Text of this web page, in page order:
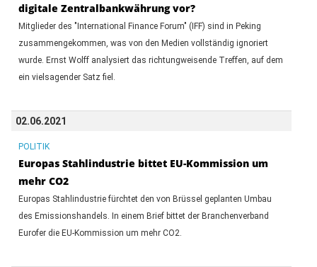
digitale Zentralbankwährung vor?
Mitglieder des "International Finance Forum" (IFF) sind in Peking
zusammengekommen, was von den Medien vollständig ignoriert
wurde. Ernst Wolff analysiert das richtungweisende Treffen, auf dem
ein vielsagender Satz fiel.
02.06.2021
POLITIK
Europas Stahlindustrie bittet EU-Kommission um
mehr CO2
Europas Stahlindustrie fürchtet den von Brüssel geplanten Umbau
des Emissionshandels. In einem Brief bittet der Branchenverband
Eurofer die EU-Kommission um mehr CO2.